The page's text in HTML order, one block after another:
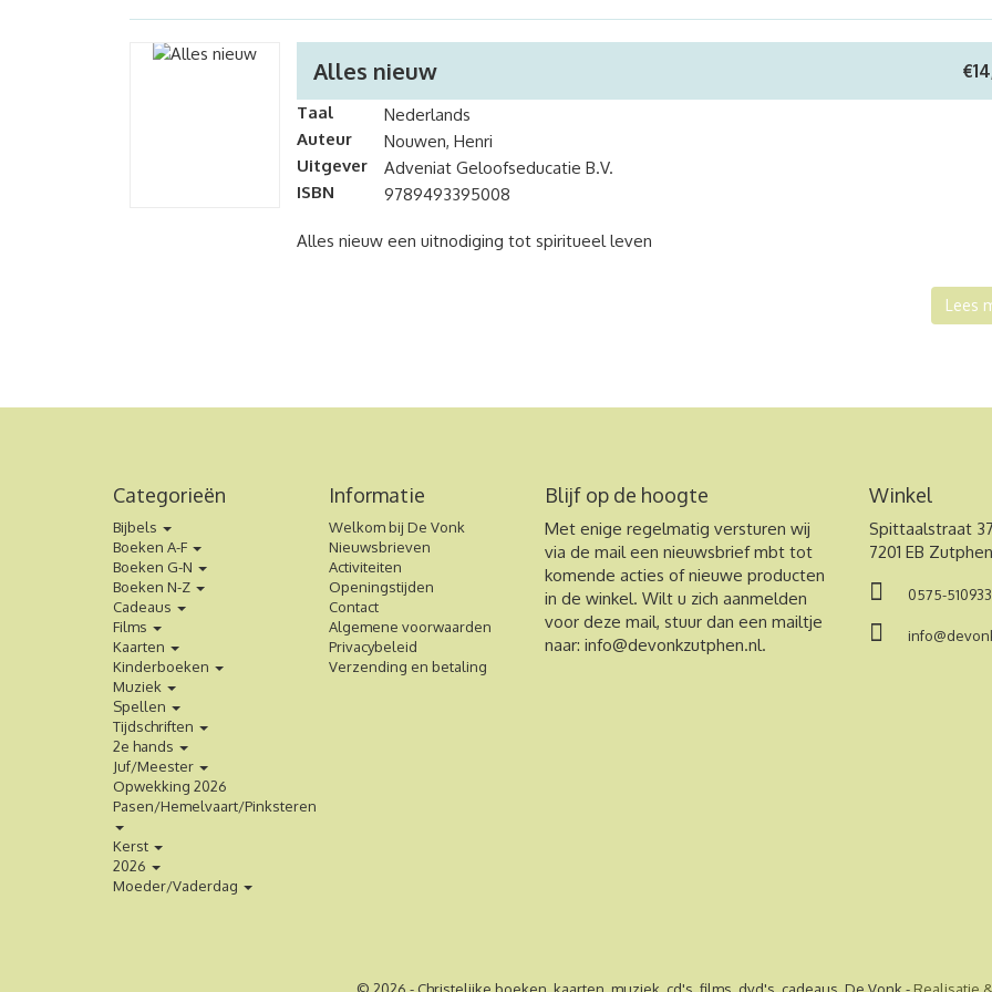
Alles nieuw €
Taal
Nederlands
Auteur
Nouwen, Henri
Uitgever
Adveniat Geloofseducatie B.V.
ISBN
9789493395008
Alles nieuw een uitnodiging tot spiritueel leven
Lees
Categorieën
Bijbels
Boeken A-F
Boeken G-N
Boeken N-Z
Cadeaus
Films
Kaarten
Kinderboeken
Muziek
Spellen
Tijdschriften
2e hands
Juf/Meester
Opwekking 2026
Pasen/Hemelvaart/Pinksteren
Kerst
2026
Moeder/Vaderdag
Informatie
Welkom bij De Vonk
Nieuwsbrieven
Activiteiten
Openingstijden
Contact
Algemene voorwaarden
Privacybeleid
Verzending en betaling
Blijf op de hoogte
Met enige regelmatig versturen wij
via de mail een nieuwsbrief mbt tot
komende acties of nieuwe producten
in de winkel. Wilt u zich aanmelden
voor deze mail, stuur dan een mailtje
naar: info@devonkzutphen.nl.
Winkel
Spittaalstraat 37
7201 EB Zutphen
0575-510933